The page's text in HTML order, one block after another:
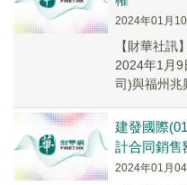
2024年01月
【財華社
2024年1月9
司)與福州兆
建發國際
計合同銷售
2024年01月